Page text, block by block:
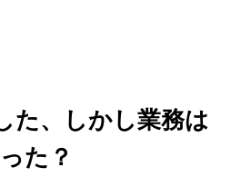
た、しかし業務は
た？